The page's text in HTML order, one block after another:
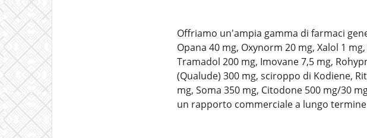
Offriamo un'ampia gamma di farmaci
Opana 40 mg, Oxynorm 20 mg, Xalol 1
Tramadol 200 mg, Imovane 7,5 mg,
(Qualude) 300 mg, sciroppo di Kodiene,
mg, Soma 350 mg, Citodone 500 mg/30
un rapporto commerciale a lungo